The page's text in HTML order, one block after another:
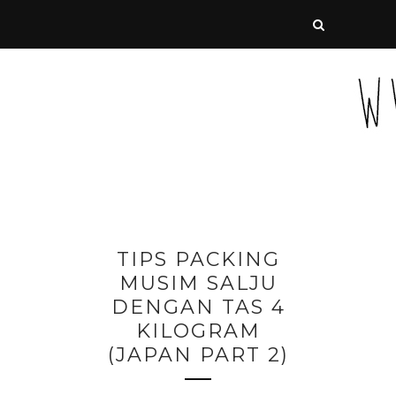
TIPS PACKING
MUSIM SALJU
DENGAN TAS 4
KILOGRAM
(JAPAN PART 2)